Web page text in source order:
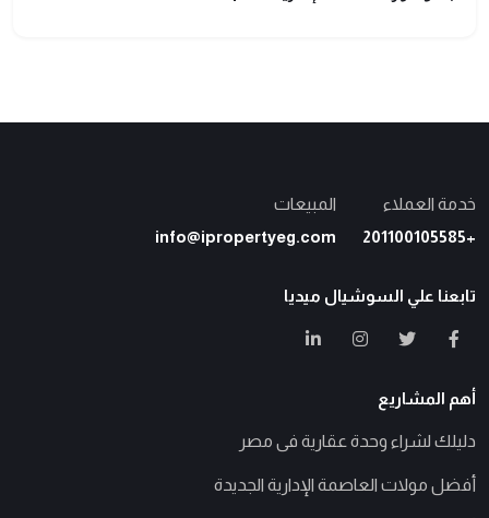
خدمة العملاء
+201100105585
المبيعات
info@ipropertyeg.com
تابعنا علي السوشيال ميديا
أهم المشاريع
دليلك لشراء وحدة عقارية فى مصر
أفضل مولات العاصمة الإدارية الجديدة